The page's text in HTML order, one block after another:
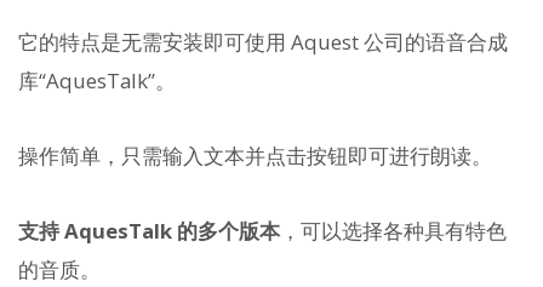
它的特点是无需安装即可使用 Aquest 公司的语音合成
库“AquesTalk”。
操作简单，只需输入文本并点击按钮即可进行朗读。
支持 AquesTalk 的多个版本，可以选择各种具有特色
的音质。